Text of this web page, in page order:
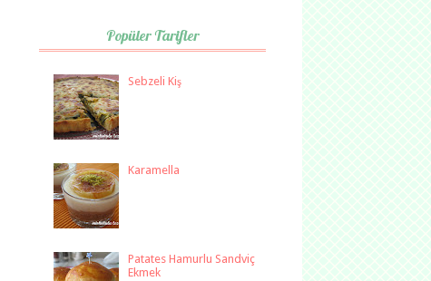
Popüler Tarifler
Sebzeli Kiş
Karamella
Patates Hamurlu Sandviç
Ekmek